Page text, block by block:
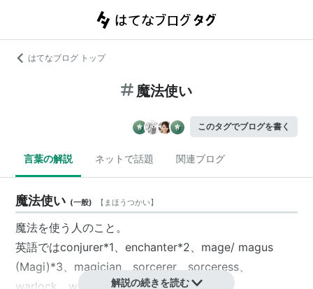
はてなブログ トップ
魔法使い
このタグでブログを書く
言葉の解説 ネットで話題 関連ブログ
魔法使い (一般) 【 まほうつかい】
魔法を使う人のこと。
英語ではconjurer*1、enchanter*2、mage/ magus
(Magi)*3、magician、sorcerer、sorceress、
warlock、wizard……と対応する単語が多い。
解説の続きを読む